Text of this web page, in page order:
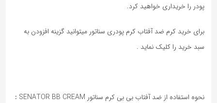
پودر را خریداری خواهید کرد.
برای خرید کرم ضد آفتاب کرم پودری سناتور میتوانید گزینه افزودن به
سبد خرید را کلیک نماید .
نحوه استفاده از ضد آفتاب بی بی کرم سناتور SENATOR BB CREAM :